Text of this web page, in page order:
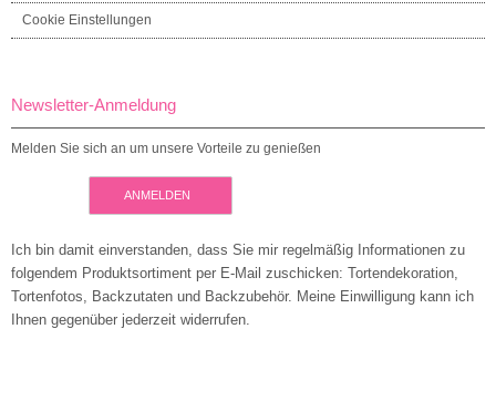
Cookie Einstellungen
Newsletter-Anmeldung
Melden Sie sich an um unsere Vorteile zu genießen
ANMELDEN
Ich bin damit einverstanden, dass Sie mir regelmäßig Informationen zu
folgendem Produktsortiment per E-Mail zuschicken: Tortendekoration,
Tortenfotos, Backzutaten und Backzubehör. Meine Einwilligung kann ich
Ihnen gegenüber jederzeit widerrufen.